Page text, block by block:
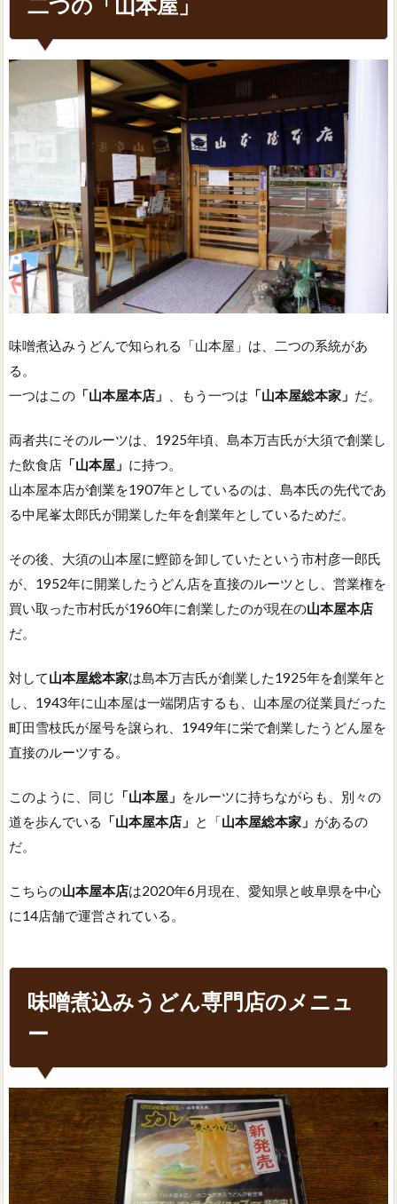
二つの「山本屋」
味噌煮込みうどんで知られる「山本屋」は、二つの系統があ
る。
一つはこの 「山本屋本店」 、もう一つは 「山本屋総本家」 だ。
両者共にそのルーツは、1925年頃、島本万吉氏が大須で創業し
た飲食店 「山本屋」 に持つ。
山本屋本店が創業を1907年としているのは、島本氏の先代であ
る中尾峯太郎氏が開業した年を創業年としているためだ。
その後、大須の山本屋に鰹節を卸していたという市村彦一郎氏
が、1952年に開業したうどん店を直接のルーツとし、営業権を
買い取った市村氏が1960年に創業したのが現在の山本屋本店
だ。
対して山本屋総本家は島本万吉氏が創業した1925年を創業年と
し、1943年に山本屋は一端閉店するも、山本屋の従業員だった
町田雪枝氏が屋号を譲られ、1949年に栄で創業したうどん屋を
直接のルーツする。
このように、同じ 「山本屋」 をルーツに持ちながらも、別々の
道を歩んでいる
「山本屋本店」 と「山本屋総本家」 があるの
だ。
こちらの山本屋本店は2020年6月現在、愛知県と岐阜県を中心
に14店舗で運営されている。
味噌煮込みうどん専門店のメニュ
ー